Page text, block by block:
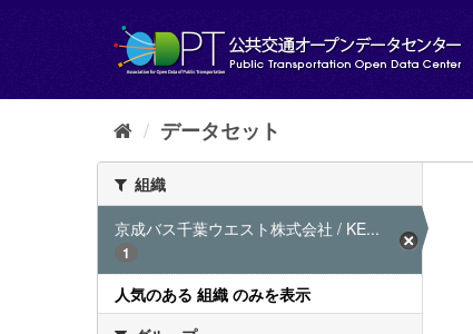
し
データセット
組織
京成バス千葉ウエスト株式会社 / KE...
1
人気のある 組織 のみを表示